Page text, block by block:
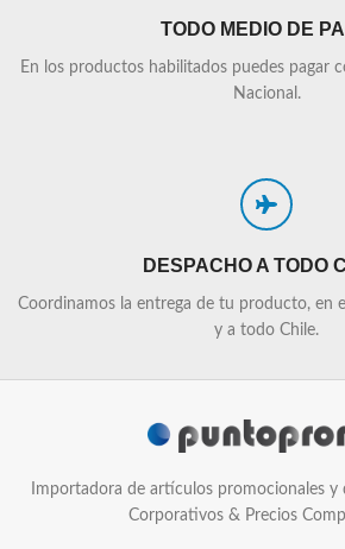
TODO MEDIO DE
En los productos habilitados puedes pagar
Nacional.
DESPACHO A TODO
Coordinamos la entrega de tu producto, en
y a todo Chile.
Importadora de artículos promocionales y
Corporativos & Precios